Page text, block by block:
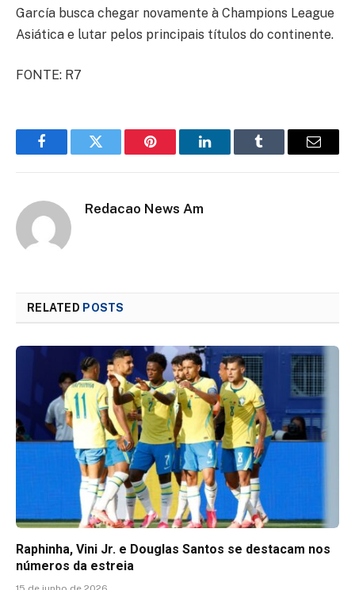
García busca chegar novamente à Champions League
Asiática e lutar pelos principais títulos do continente.
FONTE: R7
FacebookTwitter Pinterest LinkedInTumblr Email
Redacao News Am
RELATED POSTS
Raphinha, Vini Jr. e Douglas Santos se destacam nos
números da estreia